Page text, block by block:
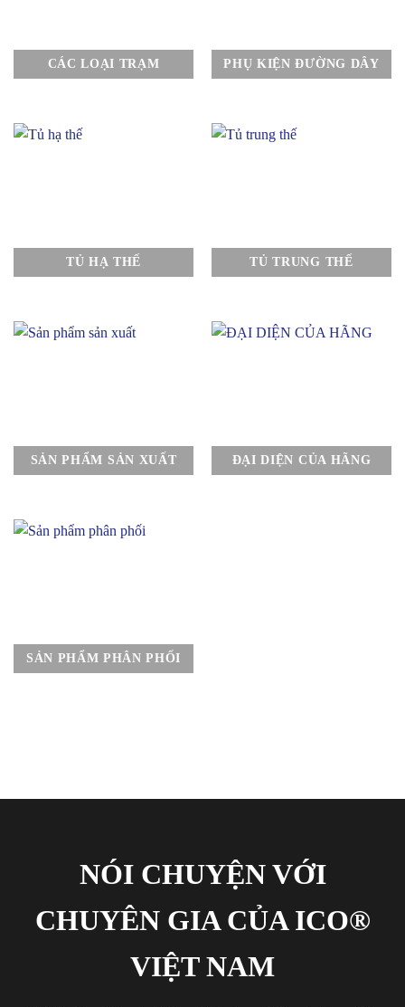
CÁC LOẠI TRẠM PHỤ KIỆN ĐƯỜNG DÂY
TỦ HẠ THẾ TỦ TRUNG THẾ
SẢN PHẨM SẢN XUẤT ĐẠI DIỆN CỦA HÃNG
SẢN PHẨM PHÂN PHỐI
NÓI CHUYỆN VỚI
CHUYÊN GIA CỦA ICO®
VIỆT NAM